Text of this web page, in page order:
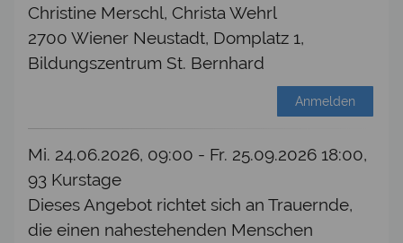
Christine Merschl, Christa Wehrl
2700 Wiener Neustadt, Domplatz 1,
Bildungszentrum St. Bernhard
Anmelden
Mi. 24.06.2026, 09:00 - Fr. 25.09.2026 18:00,
93 Kurstage
Dieses Angebot richtet sich an Trauernde,
die einen nahestehenden Menschen